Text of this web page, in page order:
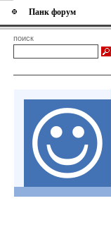
Панк форум
поиск